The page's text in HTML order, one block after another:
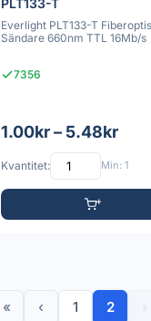
Everlight PLT133-T
Sändare 660nm TTL 16Mb/s
7356
1.00kr – 5.48kr
Kvantitet: Min: 1
« ‹ 1 2